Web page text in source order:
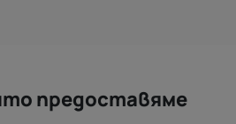
предоставяме